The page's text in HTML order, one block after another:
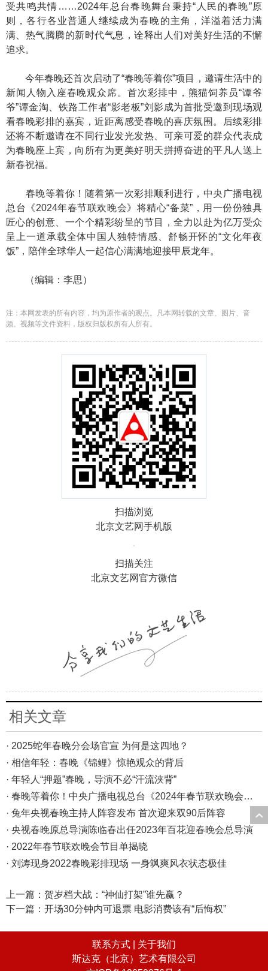
受共鸣共情……2024年总台春晚舞台秉持“人民的春晚”原
则，各行各业普通人继续成为春晚的主角，洋溢着活力满
满、热气腾腾的新时代气息，诠释出人们对美好生活的不懈
追求。
今年春晚还首次启动了“春晚等着你”项目，邀请生活中的
新闻人物入座春晚观众席。首次彩排中，熊猫饲养员“谭爷
爷”谭金淘、铁路工作者“影老板”刘影成为首批受邀到现场观
看春晚彩排的嘉宾，近距离感受春晚的喜庆氛围。后续彩排
还将不断邀请在不同行业发光发热、可亲可爱的群众代表成
为春晚座上宾，向所有为更美好明天拼搏奋进的平凡人送上
新春祝福。
春晚等着你！随着第一次彩排顺利进行，中央广播电视
总台《2024年春节联欢晚会》将精心“备菜”，用一份份独具
匠心的创意、一个个精彩纷呈的节目，全力以赴为亿万受众
呈上一道承载全体中国人独特情感、舒畅开怀的“文化年夜
饭”，陪伴全球华人一起信心满满地迎接甲辰龙年。
（编辑：李思）
注：本网发表的所有内容，均为原作者的观点。凡本网转载的文章、图片、音
频、视频等文件资料，版权归版权所有人所有。
扫描浏览
北京文艺网手机版
扫描关注
北京文艺网官方微信
相关文章
· 2025蛇年春晚分会场官宣 为何是这四地？
· 相信年轻：春晚《锦鲤》惊艳观众的背后
· 年轻人“押题”春晚，导演不必“汗流浃背”
· 春晚等着你！中央广播电视总台《2024年春节联欢晚会》完成首次彩排
· 兔年央视春晚主持人阵容发布 首次迎来双90后阵容
· 央视春晚原总导演陈临春出任2023年百花迎春晚会总导演
· 2022年春节联欢晚会节目单揭晓
· 刘涛现身2022春晚彩排现场 一身飒爽风衣状态极佳
上一篇： 贺岁档大战：“神仙打架”谁先赢？
下一篇： 开场30分钟内可退票 电影消费该有“后悔权”
联系方式 | 关于我们
斯达克（北京）艺术有限公司